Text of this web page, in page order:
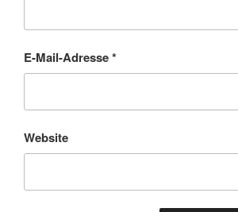
E-Mail-Adresse*
Website